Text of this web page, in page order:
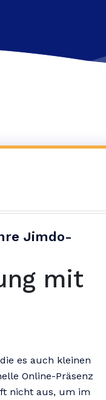
Jimdo-
mit
es auch kleinen
Online-Präsenz
nicht aus, um im